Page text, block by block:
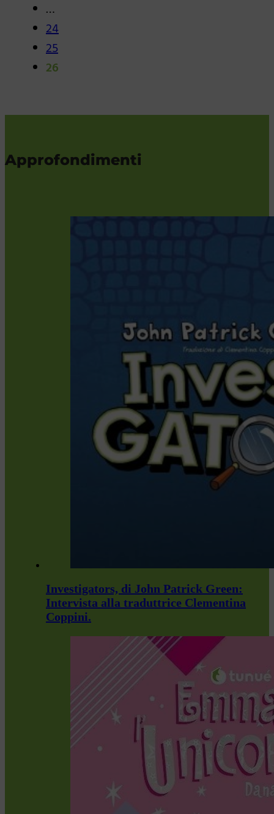
…
24
25
26
Approfondimenti
Investigators, di John Patrick Green:
Intervista alla traduttrice Clementina
Coppini.